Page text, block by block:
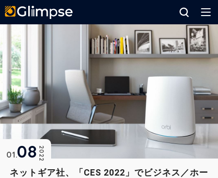
ネットギア社、「CES 2022」でビジネス／ホー
2022
01 08